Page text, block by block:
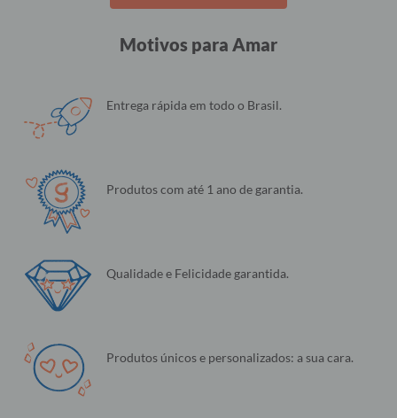
Motivos para Amar
Entrega rápida em todo o Brasil.
Produtos com até 1 ano de garantia.
Qualidade e Felicidade garantida.
Produtos únicos e personalizados: a sua cara.